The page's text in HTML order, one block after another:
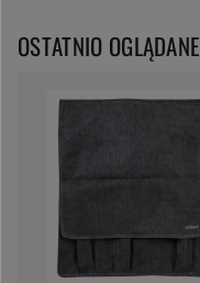
OSTATNIO OGLĄDANE